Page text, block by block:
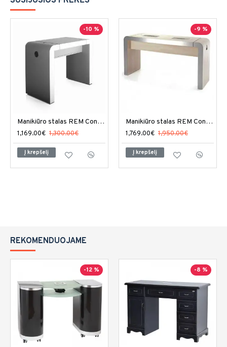
-10 %
Manikiūro stalas REM Concorde
1,169.00€ 1,300.00€
Į krepšelį
-9 %
Manikiūro stalas REM Concorde dviejų darbo vietų
1,769.00€ 1,950.00€
Į krepšelį
REKOMENDUOJAME
-12 % -8 %